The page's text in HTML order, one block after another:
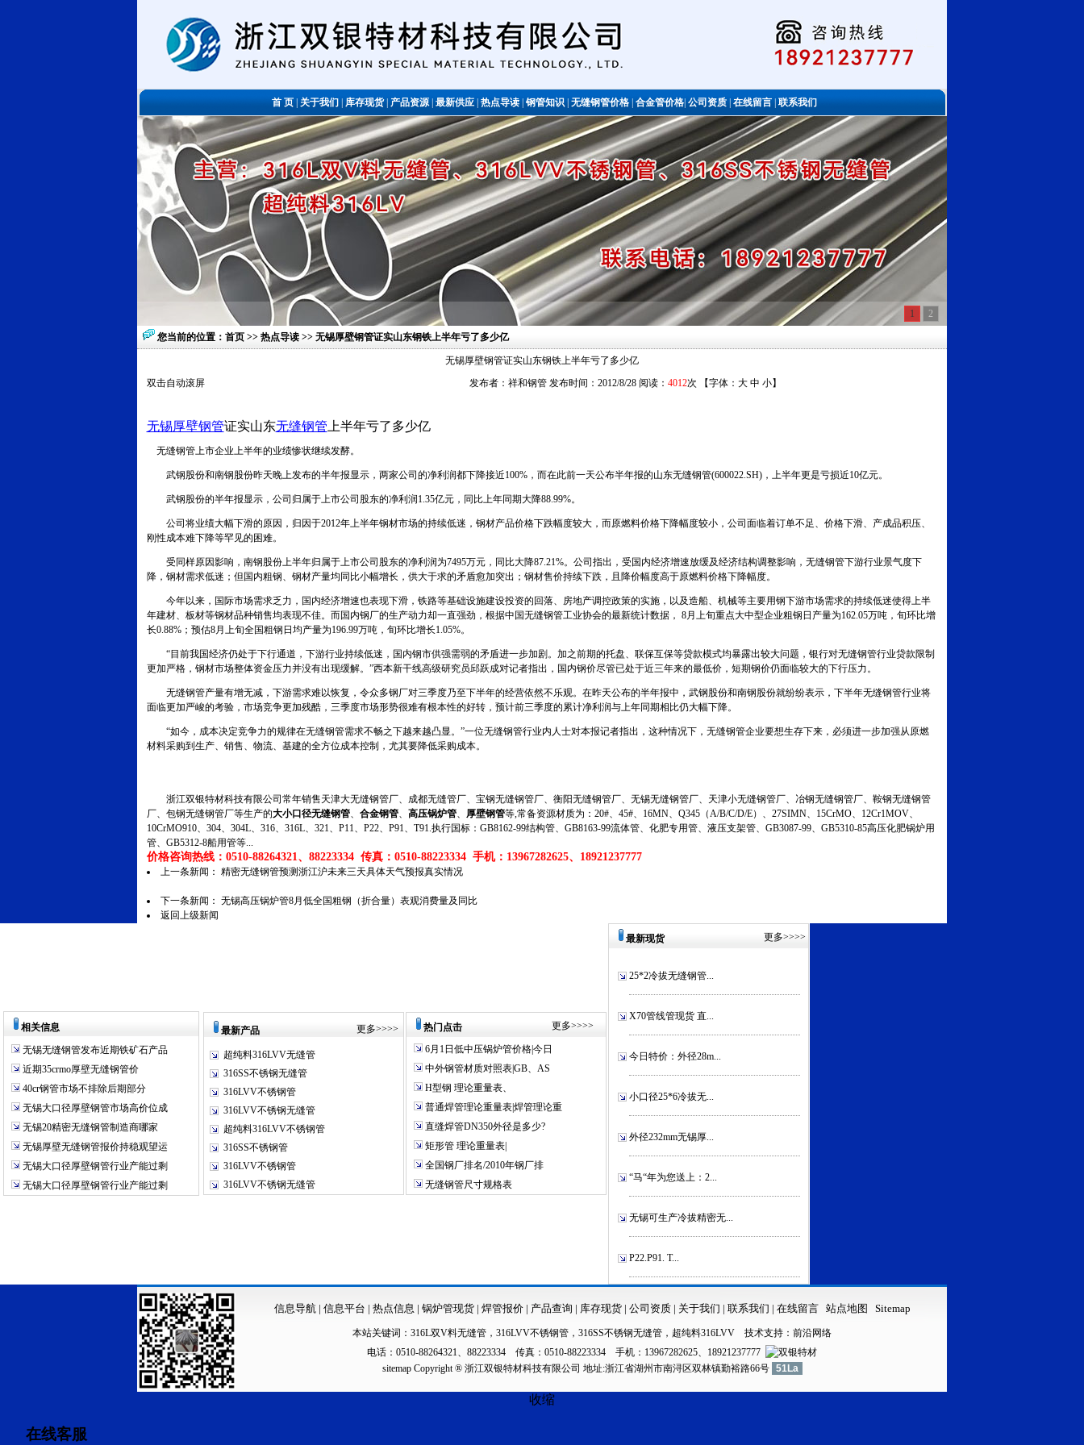
首 页关于我们库存现货|产品资源|最新供应|热点导读钢管知识无缝钢管价格合金管价格公司资质在线留言|联系我们
不锈钢管 1 2
您当前的位置： 首页 >> 热点导读 >> 无锡厚壁钢管证实山东钢铁上半年亏了多少亿
无锡厚壁钢管证实山东钢铁上半年亏了多少亿
双击自动滚屏
发布者：祥和钢管 发布时间：2012/8/28 阅读： 4012次 【字体： 大 中 小】
无锡厚壁钢管证实山东无缝钢管 上半年亏了多少亿
无缝钢管上市企业上半年的业绩惨状继续发酵。
武钢股份和南钢股份昨天晚上发布的半年报显示，两家公司的净利润都下降接近100%，而在此前一天公布半年报的山东无缝钢管(600022.SH)，上半年更是亏损近10亿元。
武钢股份的半年报显示，公司归属于上市公司股东的净利润1.35亿元，同比上年同期大降88.99%。
公司将业绩大幅下滑的原因，归因于2012年上半年钢材市场的持续低迷，钢材产品价格下跌幅度较大，而原燃料价格下降幅度较小，公司面临着订单不足、价格下滑、产成品积压、
刚性成本难下降等罕见的困难。
受同样原因影响，南钢股份上半年归属于上市公司股东的净利润为7495万元，同比大降87.21%。公司指出，受国内经济增速放缓及经济结构调整影响，无缝钢管下游行业景气度下
降，钢材需求低迷；但国内粗钢、钢材产量均同比小幅增长，供大于求的矛盾愈加突出；钢材售价持续下跌，且降价幅度高于原燃料价格下降幅度。
今年以来，国际市场需求乏力，国内经济增速也表现下滑，铁路等基础设施建设投资的回落、房地产调控政策的实施，以及造船、机械等主要用钢下游市场需求的持续低迷使得上半
年建材、板材等钢材品种销售均表现不佳。而国内钢厂的生产动力却一直强劲，根据中国无缝钢管工业协会的最新统计数据， 8月上旬重点大中型企业粗钢日产量为162.05万吨，旬环比增
长0.88%；预估8月上旬全国粗钢日均产量为196.99万吨，旬环比增长1.05%。
“目前我国经济仍处于下行通道，下游行业持续低迷，国内钢市供强需弱的矛盾进一步加剧。加之前期的托盘、联保互保等贷款模式均暴露出较大问题，银行对无缝钢管行业贷款限制
更加严格，钢材市场整体资金压力并没有出现缓解。”西本新干线高级研究员邱跃成对记者指出，国内钢价尽管已处于近三年来的最低价，短期钢价仍面临较大的下行压力。
无缝钢管产量有增无减，下游需求难以恢复，令众多钢厂对三季度乃至下半年的经营依然不乐观。在昨天公布的半年报中，武钢股份和南钢股份就纷纷表示，下半年无缝钢管行业将
面临更加严峻的考验，市场竞争更加残酷，三季度市场形势很难有根本性的好转，预计前三季度的累计净利润与上年同期相比仍大幅下降。
“如今，成本决定竞争力的规律在无缝钢管需求不畅之下越来越凸显。”一位无缝钢管行业内人士对本报记者指出，这种情况下，无缝钢管企业要想生存下来，必须进一步加强从原燃
材料采购到生产、销售、物流、基建的全方位成本控制，尤其要降低采购成本。
浙江双银特材科技有限公司常年销售天津大无缝钢管厂、成都无缝管厂、宝钢无缝钢管厂、衡阳无缝钢管厂、无锡无缝钢管厂、天津小无缝钢管厂、冶钢无缝钢管厂、鞍钢无缝钢管
厂、包钢无缝钢管厂等生产的大小口径无缝钢管、 合金钢管、 高压锅炉管、 厚壁钢管等,常备资源材质为：20#、45#、16MN、Q345（A/B/C/D/E）、27SIMN、15CrMO、12Cr1MOV、
10CrMO910、304、304L、316、316L、321、P11、P22、P91、T91.执行国标：GB8162-99结构管、GB8163-99流体管、化肥专用管、液压支架管、GB3087-99、GB5310-85高压化肥锅炉用
管、GB5312-8船用管等...
价格咨询热线：0510-88264321、88223334 传真：0510-88223334 手机：13967282625、18921237777
上一条新闻： 精密无缝钢管预测浙江沪未来三天具体天气预报真实情况
下一条新闻： 无锡高压锅炉管8月低全国粗钢（折合量）表观消费量及同比
返回上级新闻
相关信息
无锡无缝钢管发布近期铁矿石产品
近期35crmo厚壁无缝钢管价
40cr钢管市场不排除后期部分
无锡大口径厚壁钢管市场高价位成
无锡20精密无缝钢管制造商哪家
无锡厚壁无缝钢管报价持稳观望运
无锡大口径厚壁钢管行业产能过剩
无锡大口径厚壁钢管行业产能过剩
最新产品 更多>>>>
超纯料316LVV无缝管
316SS不锈钢无缝管
316LVV不锈钢管
316LVV不锈钢无缝管
超纯料316LVV不锈钢管
316SS不锈钢管
316LVV不锈钢管
316LVV不锈钢无缝管
热门点击 更多>>>>
6月1日低中压锅炉管价格|今日
中外钢管材质对照表|GB、AS
H型钢 理论重量表、
普通焊管理论重量表|焊管理论重
直缝焊管DN350外径是多少?
矩形管 理论重量表|
全国钢厂排名/2010年钢厂排
无缝钢管尺寸规格表
最新现货 更多>>>>
25*2冷拔无缝钢管...
X70管线管现货 直...
今日特价：外径28m...
小口径25*6冷拔无...
外径232mm无锡厚...
“马“年为您送上：2...
无锡可生产冷拔精密无...
P22.P91. T...
信息导航| 信息平台 | 热点信息 | 锅炉管现货 | 焊管报价| 产品查询 | 库存现货 | 公司资质 | 关于我们 | 联系我们 | 在线留言 站点地图 Sitemap
本站关键词： 316L双V料无缝管 ， 316LVV不锈钢管 ， 316SS不锈钢无缝管 ， 超纯料316LVV 技术支持： 前沿网络
电话：0510-88264321、88223334 传真：0510-88223334 手机：13967282625、18921237777
sitemapCopyright ® 浙江双银特材科技有限公司 地址:浙江省湖州市南浔区双林镇勤裕路66号 51La
收缩
在线客服